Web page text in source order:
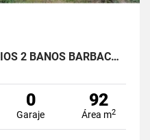
VENTA CASA 2 DORMITORIOS 2 BAÑOS BARBACOA Y DEPOSITO
0
Garaje
92
Área m2